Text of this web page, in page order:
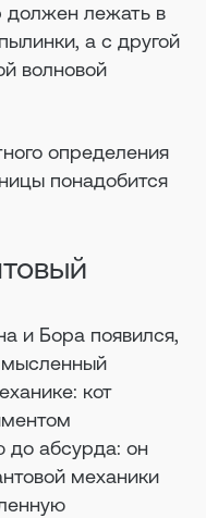
должен лежать в
а с другой
волновой
определения
понадобится
и Бора появился,
кот
до абсурда: он
механики